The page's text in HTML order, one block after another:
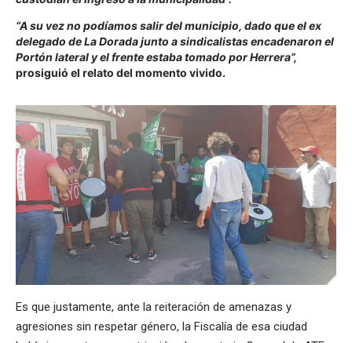
“A su vez no podíamos salir del municipio, dado que el ex
delegado de La Dorada junto a sindicalistas encadenaron el
Portón lateral y el frente estaba tomado por Herrera”,
prosiguió el relato del momento vivido.
Es que justamente, ante la reiteración de amenazas y
agresiones sin respetar género, la Fiscalía de esa ciudad